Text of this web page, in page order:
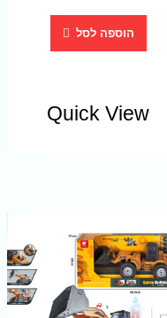
הוספה לסל
Quick View